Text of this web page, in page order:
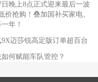
晚上8点正式迎来最后一波
价抢购！叠加国补买家电、
年！
迈莎锐高定版订单超百台
何赋能车队管控？